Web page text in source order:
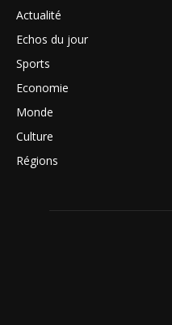
Actualité
Echos du jour
Sports
Economie
Monde
Culture
Régions